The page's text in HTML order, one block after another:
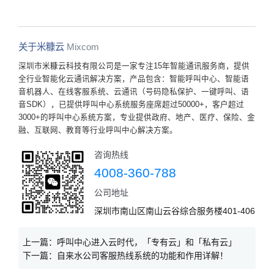
关于米糠云 Mixcom
深圳市米糠云科技有限公司是一家专注15年智能通讯服务商，提供
全行业智能化云通讯解决方案，产品包含：智能呼叫中心、智能语
音机器人、在线客服系统、云通讯（号码隐私保护、一键呼叫、语
音SDK），已提供呼叫中心系统服务座席超过50000+，客户超过
3000+的呼叫中心系统方案，专业提供政府、地产、医疗、保险、金
融、互联网、教育等行业呼叫中心解决方案。
咨询热线
4008-360-788
公司地址
深圳市南山区南山云谷综合服务楼401-406
上一篇： 呼叫中心进入云时代，「专有云」和「私有云」
下一篇：
自来水公司客服热线系统的功能和作用详解！